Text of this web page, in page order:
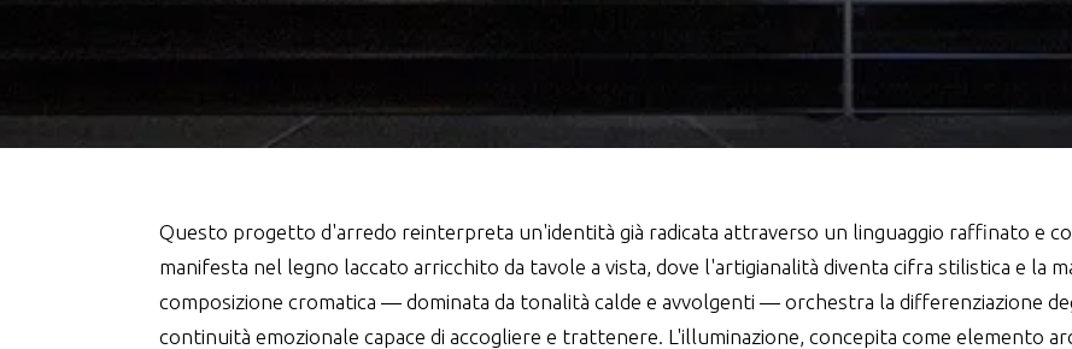
Questo progetto d'arredo reinterpreta un'identità già radicata attraverso un linguaggio raffinato e
manifesta nel legno laccato arricchito da tavole a vista, dove l'artigianalità diventa cifra stilistica e la
composizione cromatica — dominata da tonalità calde e avvolgenti — orchestra la differenziazione
continuità emozionale capace di accogliere e trattenere. L'illuminazione, concepita come elemento